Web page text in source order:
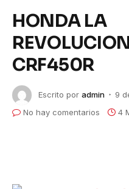
HONDA LA
CRF450R
Escrito por admin
9
No hay comentarios
4